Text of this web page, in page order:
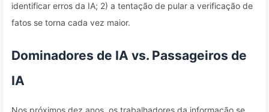
identificar erros da IA; 2) a tentação de pular a verificação de
fatos se torna cada vez maior.
Dominadores de IA vs. Passageiros de
IA
Nos próximos dez anos, os trabalhadores da informação se